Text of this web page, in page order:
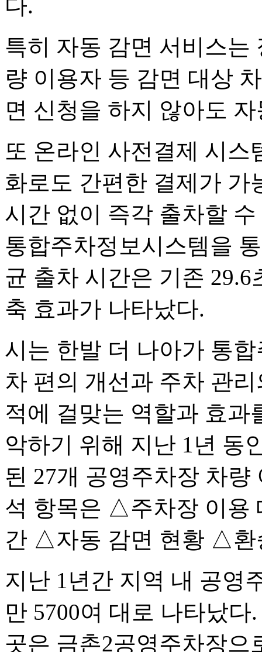
다.
특히 자동 감면 서비스는
량 이용자 등 감면 대상
면 신청을 하지 않아도
또 온라인 사전결제 시
화로도 간편한 결제가 가
시간 없이 즉각 출차할
통합주차정보시스템을
균 출차 시간은 기존 29.6
축 효과가 나타났다.
시는 한발 더 나아가 통
차 편의 개선과 주차 관
적에 걸맞는 역할과 효과
악하기 위해 지난 1년 동
된 27개 공영주차장 차
석 항목은 △주차장 이용
간 △자동 감면 현황 △환
지난 1년간 지역 내 공영
만 5700여 대로 나타났
곳은 금촌2공영주차장으